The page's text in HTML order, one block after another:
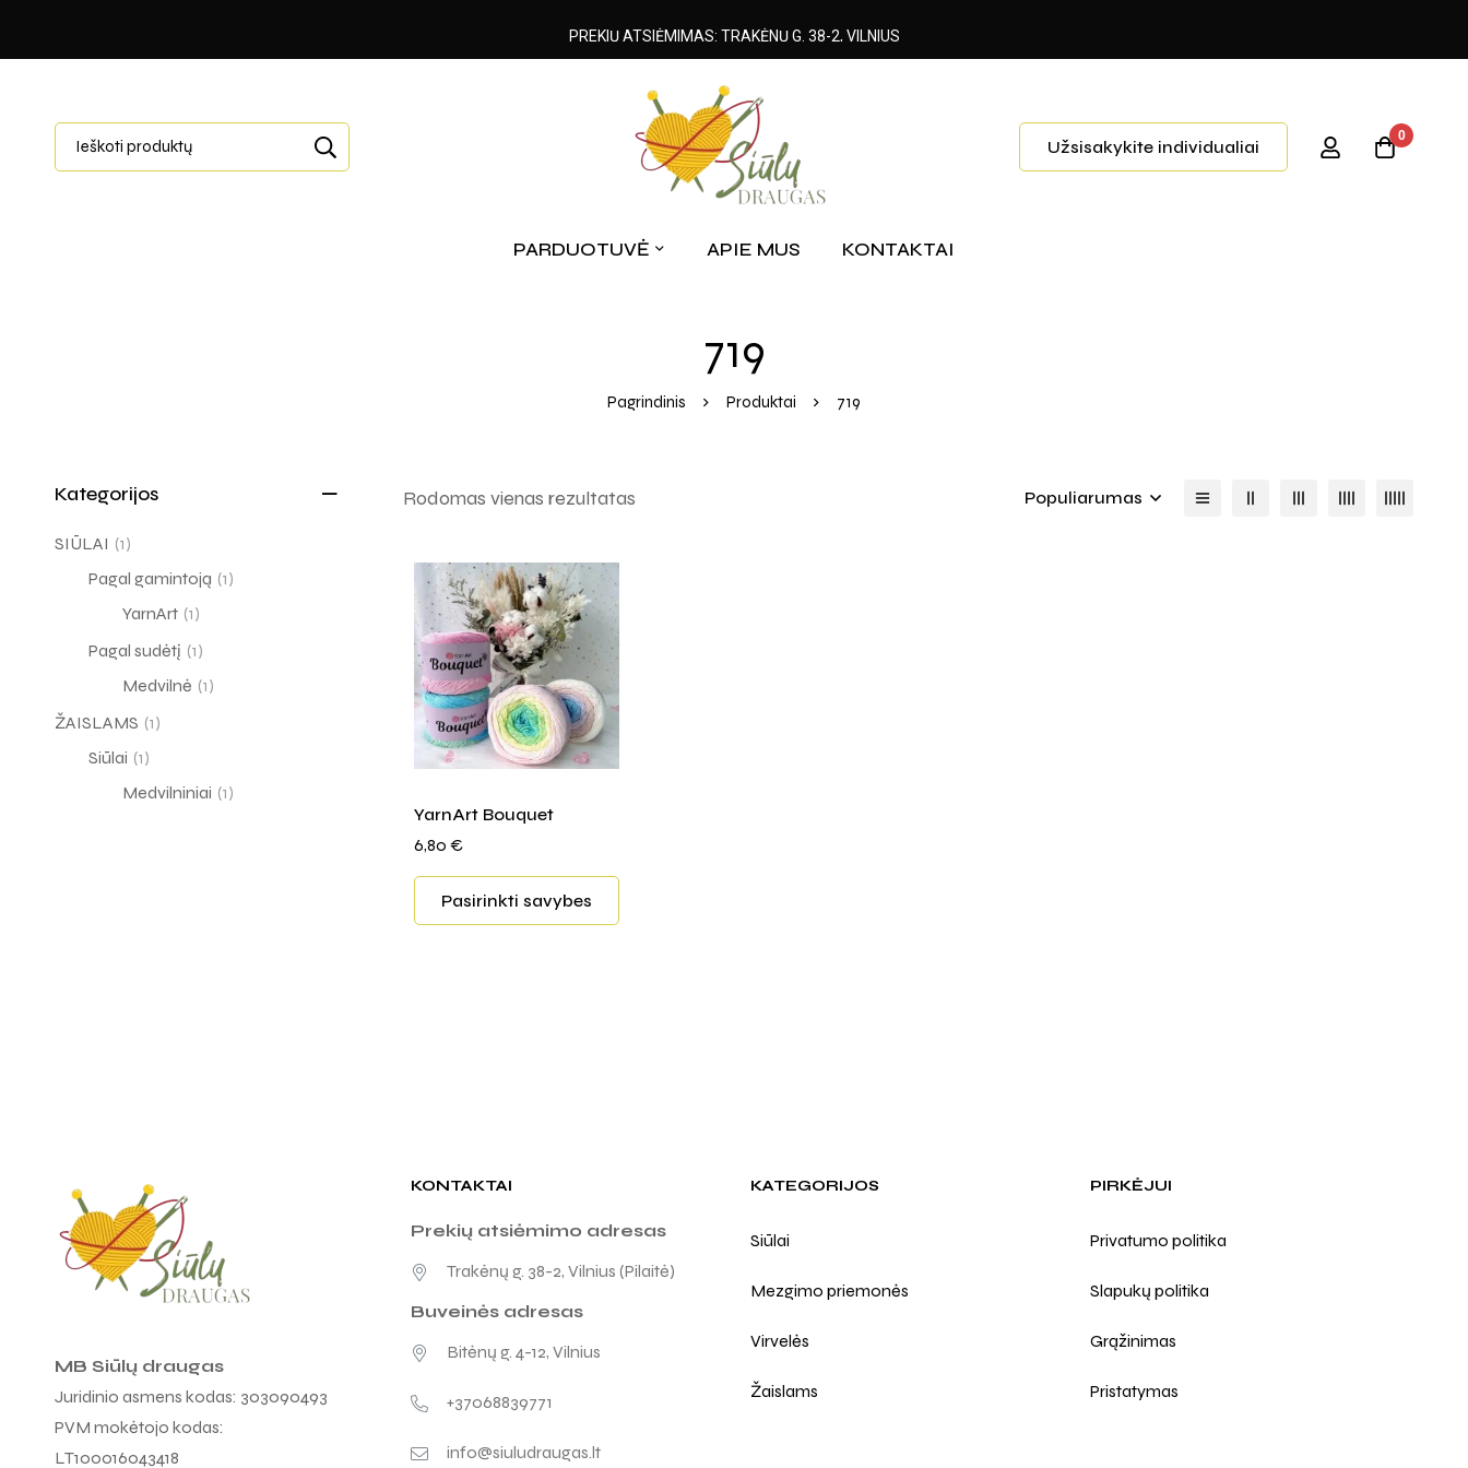
Užsisakykite individualiai
0
PARDUOTUVĖ APIE MUS KONTAKTAI
719
Pagrindinis Produktai 719
Kategorijos
SIŪLAI (1)
Pagal gamintoją (1)
YarnArt (1)
Pagal sudėtį (1)
Medvilnė (1)
ŽAISLAMS (1)
Siūlai (1)
Medvilniniai (1)
Rodomas vienas rezultatas Populiarumas
YarnArt Bouquet
6,80 €
Pasirinkti savybes
MB Siūlų draugas
Juridinio asmens kodas: 303090493
PVM mokėtojo kodas:
LT100016043418
KONTAKTAI
Prekių atsiėmimo adresas
Trakėnų g. 38-2, Vilnius (Pilaitė)
Buveinės adresas
Bitėnų g. 4-12, Vilnius
+37068839771
info@siuludraugas.lt
KATEGORIJOS
Siūlai
Mezgimo priemonės
Virvelės
Žaislams
PIRKĖJUI
Privatumo politika
Slapukų politika
Grąžinimas
Pristatymas
PREKIŲ ATSIĖMIMAS: TRAKĖNŲ G. 38-2, VILNIUS